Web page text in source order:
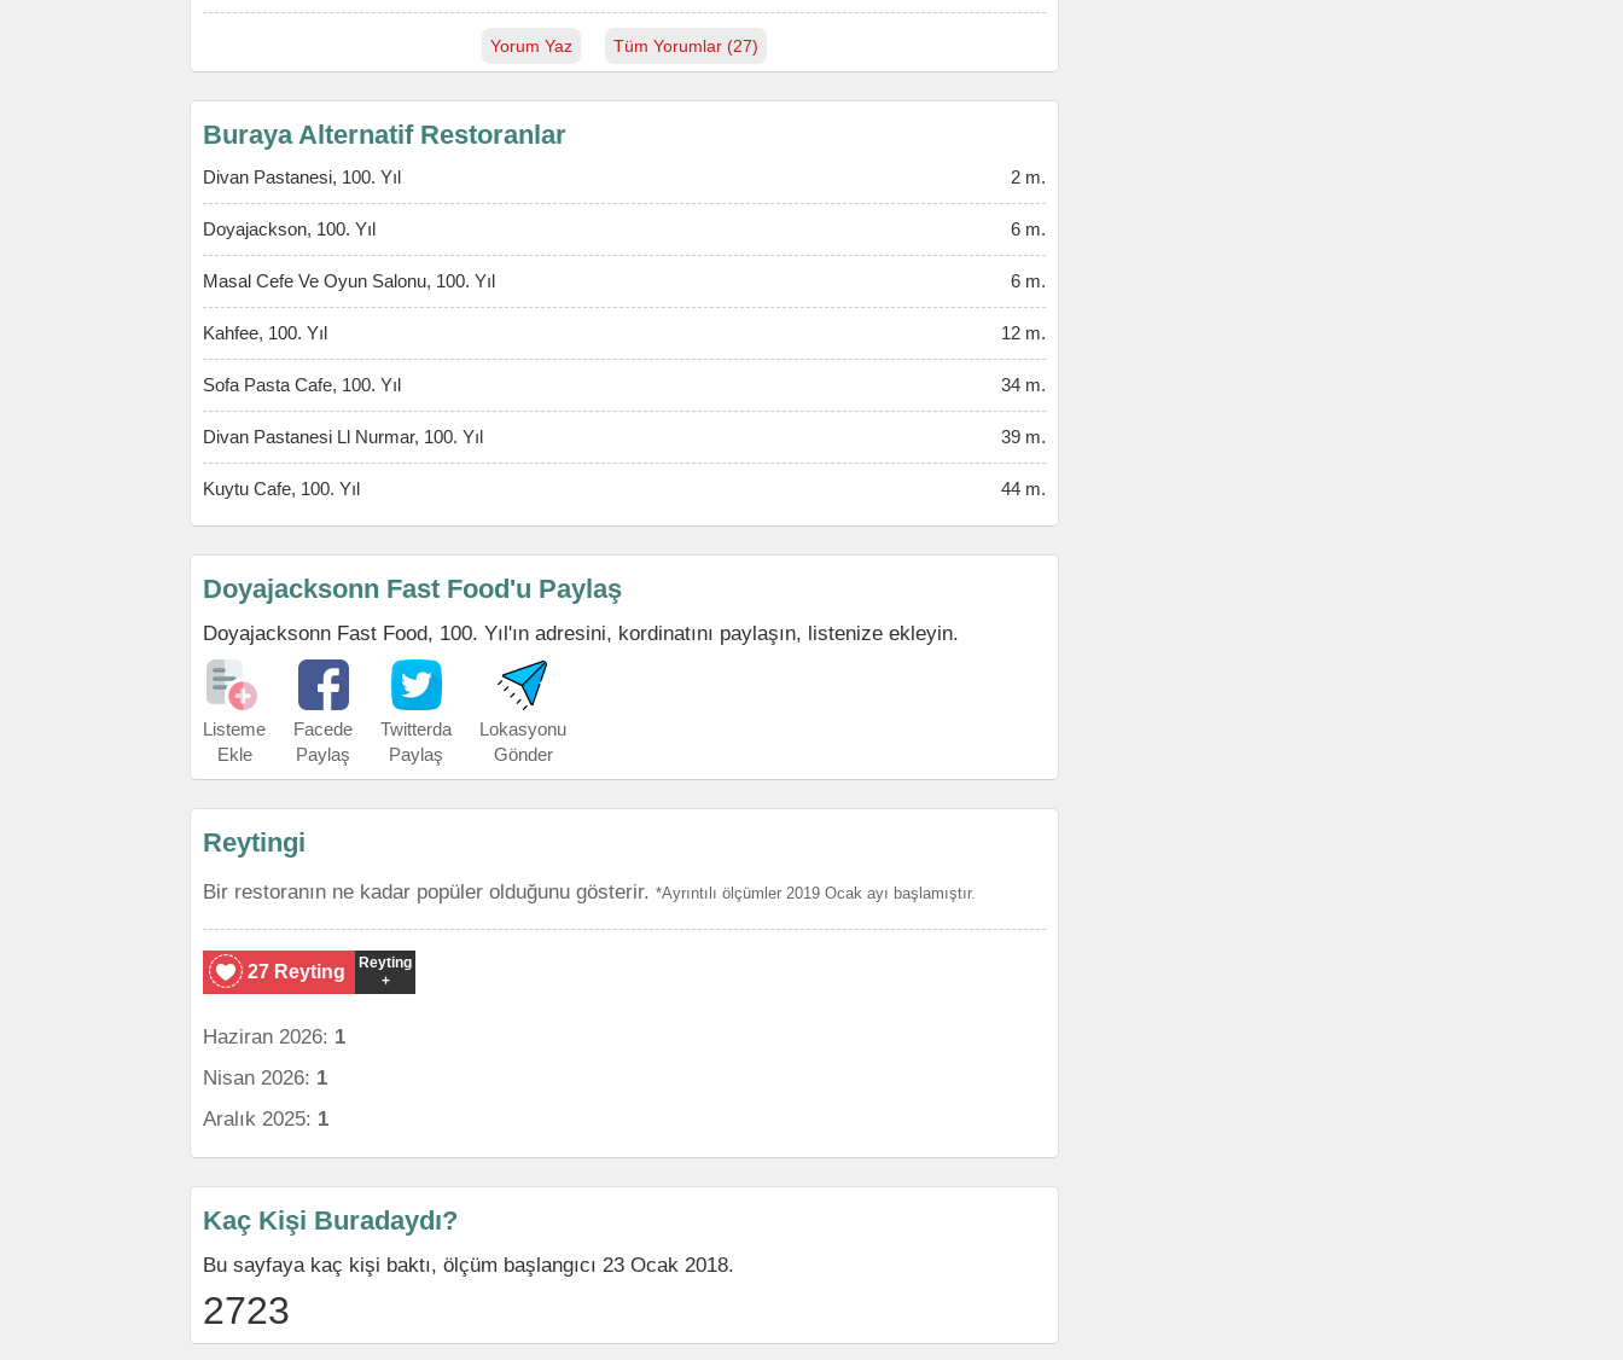
Yorum Yaz Tüm Yorumlar (27)
Buraya Alternatif Restoranlar
Divan Pastanesi, 100. Yıl 2 m.
Doyajackson, 100. Yıl 6 m.
Masal Cefe Ve Oyun Salonu, 100. Yıl 6 m.
Kahfee, 100. Yıl 12 m.
Sofa Pasta Cafe, 100. Yıl 34 m.
Divan Pastanesi Ll Nurmar, 100. Yıl 39 m.
Kuytu Cafe, 100. Yıl 44 m.
Doyajacksonn Fast Food'u Paylaş
Doyajacksonn Fast Food, 100. Yıl'ın adresini, kordinatını paylaşın, listenize ekleyin.
Listeme
Ekle
Facede
Paylaş
Twitterda
Paylaş
Lokasyonu
Gönder
Reytingi
Bir restoranın ne kadar popüler olduğunu gösterir. *Ayrıntılı ölçümler 2019 Ocak ayı başlamıştır.
27 Reyting
Reyting
+
Haziran 2026: 1
Nisan 2026: 1
Aralık 2025: 1
Kaç Kişi Buradaydı?
Bu sayfaya kaç kişi baktı, ölçüm başlangıcı 23 Ocak 2018.
2723